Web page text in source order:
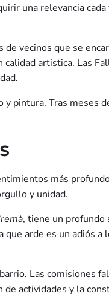
una relevancia
vecinos que se
artística. Las
pintura. Tras meses
más
y unidad.
, tiene un profundo
arde es un adiós
Las comisiones
actividades y la